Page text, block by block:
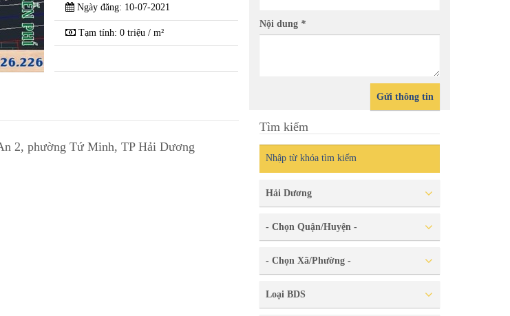
và
Cần bán một số lô đất thuộc khu dân cư Đại An 1 và
Đại An 2, phường Tứ Minh, TP Hải Dương
Ngày đăng: 10-07-2021
Tạm tính: 0 triệu / m²
2, phường Tứ Minh, TP Hải Dương
Nội dung *
Gửi thông tin
Tìm kiếm
Hải Dương
- Chọn Quận/Huyện -
- Chọn Xã/Phường -
Loại BDS